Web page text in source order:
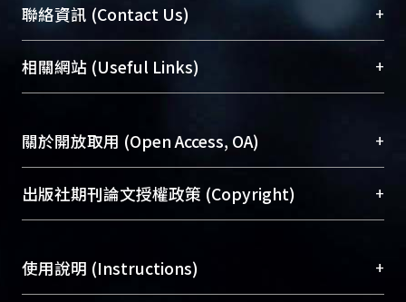
臺大位居世界頂尖大學之列，為永久珍藏及向國際
展現本校豐碩的研究成果及學術能量，圖書館整合
機構典藏（NTUR）與學術庫（AH）不同功能平
台，成為臺大學術典藏NTU scholars。期能整合研
成果。
To permanently archive and promote researcher
profiles and scholarly works, Library integrates the
services of “NTU Repository” with “Academic
聯絡資訊 (Contact Us) +
總館學科館員(Main Library)
醫學圖書館學科館員(Medical Library)
Sciences Library)
相關網站 (Useful Links) +
關於開放取用 (Open Access, OA) +
開放取用是從使用者角度提升資訊取用性的社會運
動，應用在學術研究上是透過將研究著作公開供使
用逐年攀升。同時可加速研究發展、提升研究影響
出版社期刊論文授權政策 (Copyright) +
含部分內容的版權非匯入者所有，或由第三方贊
助與合作完成，請確認該版權所有者及第三方同
使用說明 (Instructions) +